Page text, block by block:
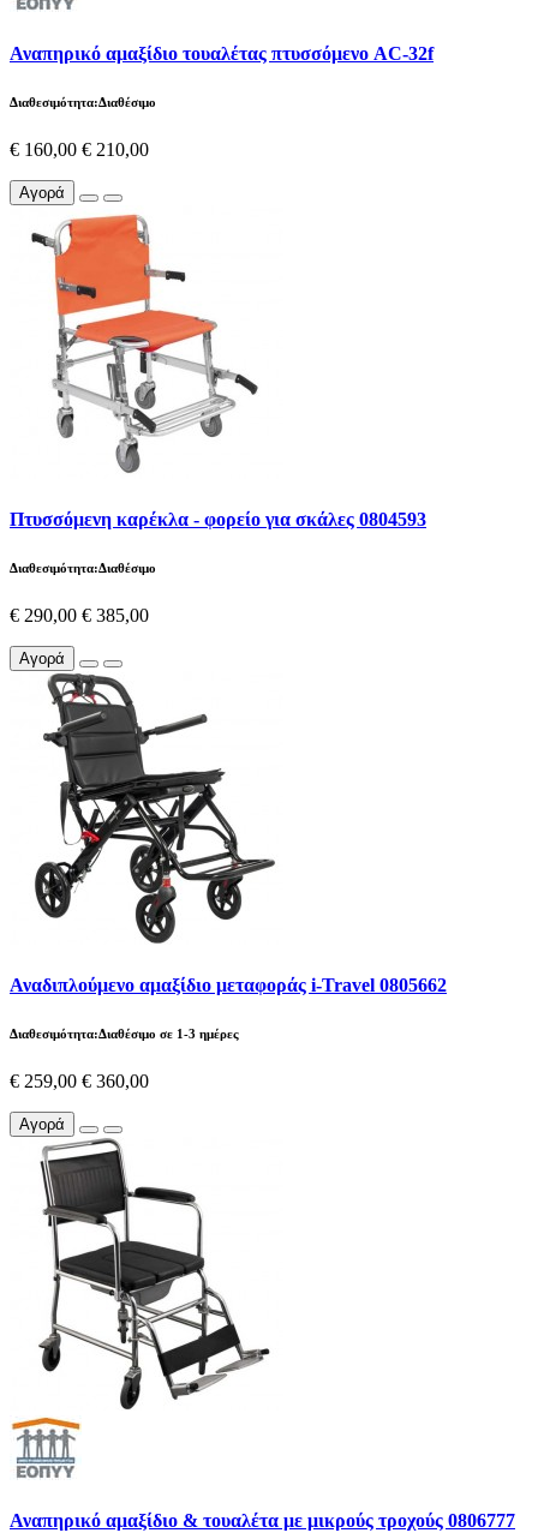
Αναπηρικό αμαξίδιο τουαλέτας πτυσσόμενο AC-32f
Διαθεσιμότητα:Διαθέσιμο
€ 160,00 € 210,00
Αγορά
Πτυσσόμενη καρέκλα - φορείο για σκάλες 0804593
Διαθεσιμότητα:Διαθέσιμο
€ 290,00 € 385,00
Αγορά
Αναδιπλούμενο αμαξίδιο μεταφοράς i-Travel 0805662
Διαθεσιμότητα:Διαθέσιμο σε 1-3 ημέρες
€ 259,00 € 360,00
Αγορά
Αναπηρικό αμαξίδιο & τουαλέτα με μικρούς τροχούς 0806777